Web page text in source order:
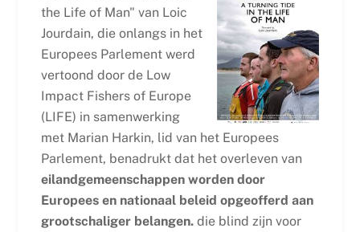
the Life of Man" van Loic
Jourdain, die onlangs in het
Europees Parlement werd
vertoond door de Low
Impact Fishers of Europe
(LIFE) in samenwerking
met Marian Harkin, lid van het Europees
Parlement, benadrukt dat het overleven van
eilandgemeenschappen worden door
Europees en nationaal beleid opgeofferd aan
grootschaliger belangen.die blind zijn voor